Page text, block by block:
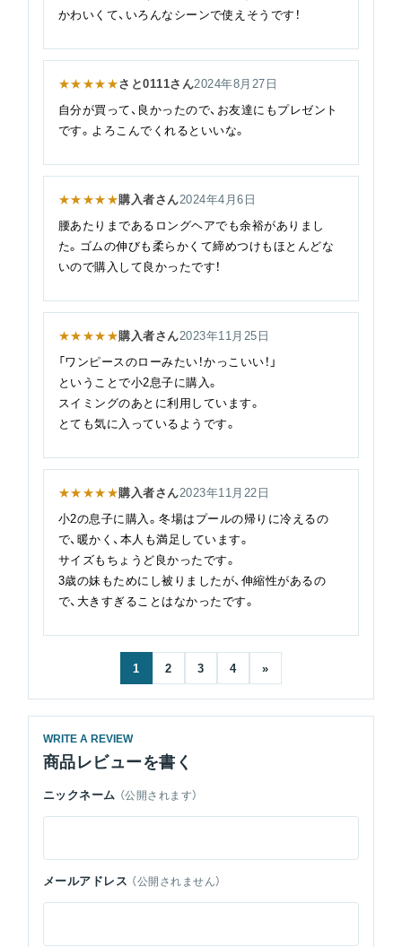
かわいくて、いろんなシーンで使えそうです！
★★★★★さと0111さん2024年8月27日
自分が買って、良かったので、お友達にもプレゼント
です。よろこんでくれるといいな。
★★★★★購入者さん2024年4月6日
腰あたりまであるロングヘアでも余裕がありまし
た。ゴムの伸びも柔らかくて締めつけもほとんどな
いので購入して良かったです！
★★★★★購入者さん2023年11月25日
「ワンピースのローみたい！かっこいい！」
ということで小2息子に購入。
スイミングのあとに利用しています。
とても気に入っているようです。
★★★★★購入者さん2023年11月22日
小2の息子に購入。冬場はプールの帰りに冷えるの
で、暖かく、本人も満足しています。
サイズもちょうど良かったです。
3歳の妹もためにし被りましたが、伸縮性があるの
で、大きすぎることはなかったです。
1 2 3 4 »
WRITE A REVIEW
商品レビューを書く
ニックネーム （公開されます）
メールアドレス （公開されません）